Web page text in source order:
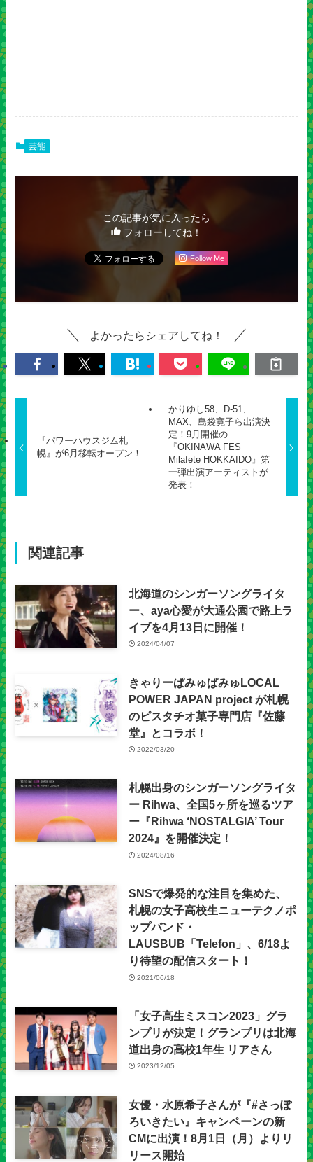
芸能
この記事が気に入ったら
フォローしてね！
Follow Me
よかったらシェアしてね！
『パワーハウスジム札
幌』が6月移転オープン！
かりゆし58、D-51、
MAX、島袋寛子ら出演決
定！9月開催の
『OKINAWA FES
Milafete HOKKAIDO』第
一弾出演アーティストが
発表！
関連記事
北海道のシンガーソングライタ
ー、aya心愛が大通公園で路上ラ
イブを4月13日に開催！
2024/04/07
きゃりーぱみゅぱみゅLOCAL
POWER JAPAN project が札幌
のピスタチオ菓子専門店『佐藤
堂』とコラボ！
2022/03/20
札幌出身のシンガーソングライタ
ー Rihwa、全国5ヶ所を巡るツア
ー『Rihwa ‘NOSTALGIA’ Tour
2024』を開催決定！
2024/08/16
SNSで爆発的な注目を集めた、
札幌の女子高校生ニューテクノポ
ップバンド・
LAUSBUB「Telefon」、6/18よ
り待望の配信スタート！
2021/06/18
「女子高生ミスコン2023」グラ
ンプリが決定！グランプリは北海
道出身の高校1年生 リアさん
2023/12/05
女優・水原希子さんが『#さっぽ
ろいきたい』キャンペーンの新
CMに出演！8月1日（月）よりリ
リース開始